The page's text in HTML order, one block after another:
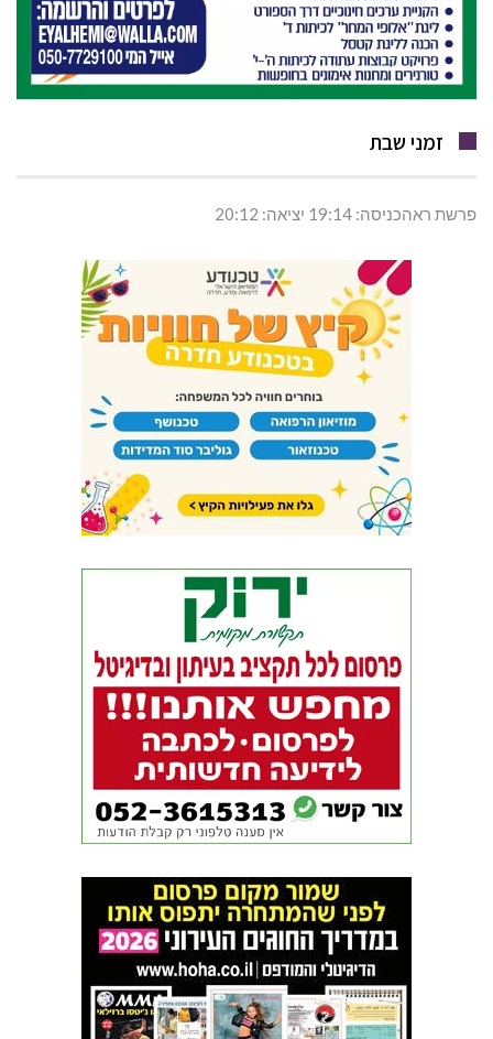
זמני שבת
פרשת ראהכניסה: 19:14 יציאה: 20:12